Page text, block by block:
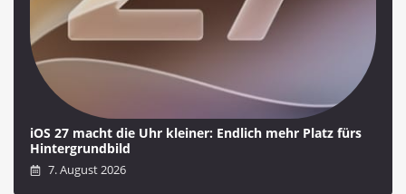
iOS 27 macht die Uhr kleiner: Endlich mehr Platz fürs
Hintergrundbild
7. August 2026